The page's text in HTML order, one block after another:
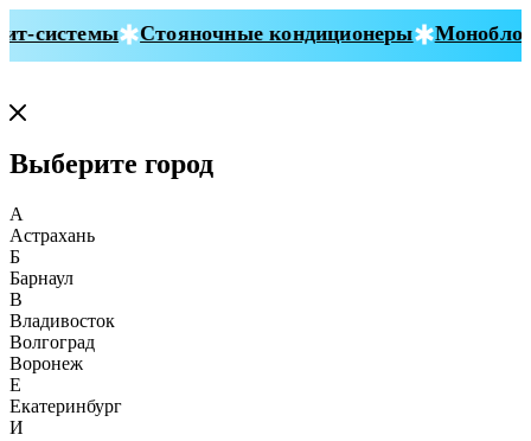
системы Стояночные кондиционеры Моноблоки
Выберите город
А
Астрахань
Б
Барнаул
В
Владивосток
Волгоград
Воронеж
Е
Екатеринбург
И